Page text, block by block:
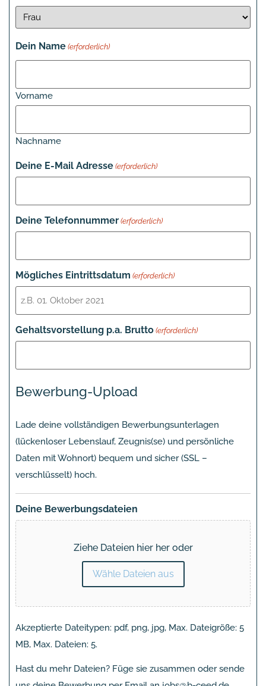
Dein Name (erforderlich)
Vorname
Nachname
Deine E-Mail Adresse (erforderlich)
Deine Telefonnummer (erforderlich)
Mögliches Eintrittsdatum (erforderlich)
Gehaltsvorstellung p.a. Brutto (erforderlich)
Bewerbung-Upload
Lade deine vollständigen Bewerbungsunterlagen
(lückenloser Lebenslauf, Zeugnis(se) und persönliche
Daten mit Wohnort) bequem und sicher (SSL –
verschlüsselt) hoch.
Deine Bewerbungsdateien
Ziehe Dateien hier her oder
Wähle Dateien aus
Akzeptierte Dateitypen: pdf, png, jpg, Max. Dateigröße: 5
MB, Max. Dateien: 5.
Hast du mehr Dateien? Füge sie zusammen oder sende